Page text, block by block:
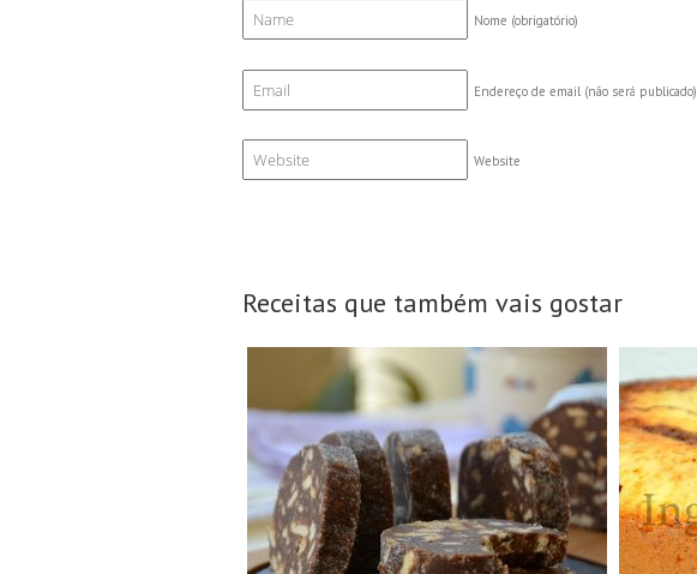
Nome (obrigatório)
Endereço de email (não será publicado)
Website
Receitas que também vais gostar
15 Fatias
N/A